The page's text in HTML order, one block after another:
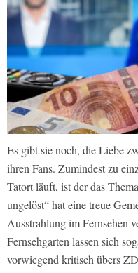
Es gibt sie noch, die Liebe
ihren Fans. Zumindest zu
Tatort läuft, ist der das
ungelöst“ hat eine treue
Ausstrahlung im Fernsehen
Fernsehgarten lassen sich
vorwiegend kritisch übers